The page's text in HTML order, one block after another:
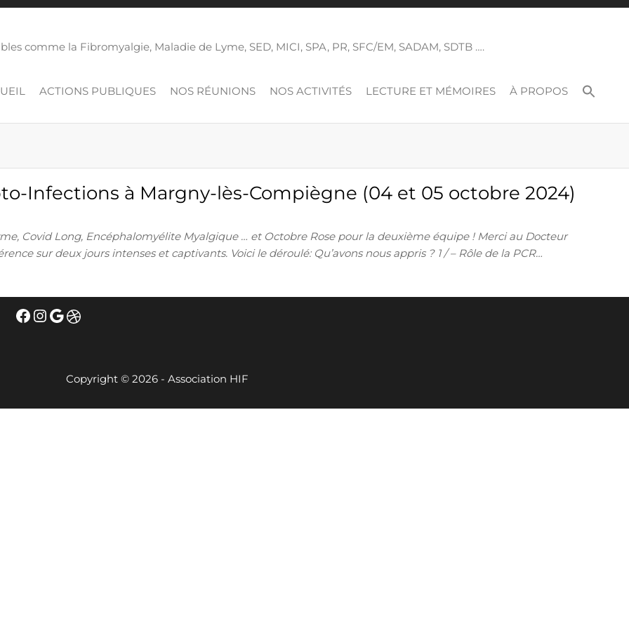
comme la Fibromyalgie, Maladie de Lyme, SED, MICI, SPA, PR, SFC/EM, SADAM, SDTB ….
ACTIONS PUBLIQUES NOS RÉUNIONS NOS ACTIVITÉS LECTURE ET MÉMOIRES À PROPOS
Infections à Margny-lès-Compiègne (04 et 05 octobre 2024)
Covid Long, Encéphalomyélite Myalgique … et Octobre Rose pour la deuxième équipe ! Merci au Docteur
sur deux jours intenses et captivants. Voici le déroulé: Qu’avons nous appris ? 1 / – Rôle de la PCR…
Facebook
Instagram
Google
Dribbble
Copyright © 2026 - Association HIF